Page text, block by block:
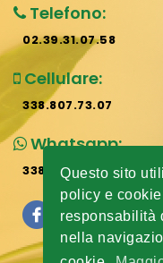
Questo sito
policy e
responsabilità
nella
Telefono:
02.39.31.07.58
Cellulare:
338.807.73.07
Whatsapp:
338.807.73.07